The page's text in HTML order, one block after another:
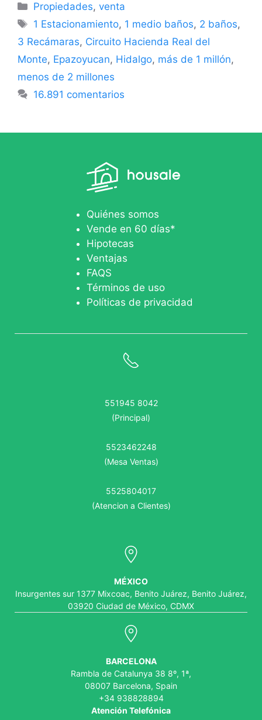
Propiedades,venta
1 Estacionamiento, 1 medio baños, 2 baños,
3 Recámaras, Circuito Hacienda Real del
Monte, Epazoyucan, Hidalgo, más de 1 millón,
menos de 2 millones
16.891 comentarios
Quiénes somos
Vende en 60 días*
Hipotecas
Ventajas
FAQS
Términos de uso
Políticas de privacidad
MÉXICO
Insurgentes sur 1377 Mixcoac, Benito Juárez, Benito Juárez,
03920 Ciudad de México, CDMX
BARCELONA
Rambla de Catalunya 38 8º, 1ª,
08007 Barcelona, Spain
+34 938828894
Atención Telefónica
551945 8042
(Principal)
5523462248
(Mesa Ventas)
5525804017
(Atencion a Clientes)